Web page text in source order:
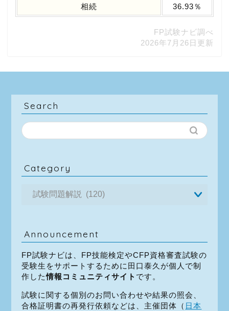
相続 36.93％
FP試験ナビ調べ
2026年7月26日更新
Search
Category
Announcement
FP試験ナビは、FP技能検定やCFP資格審査試験の
受験生をサポートするために田口泰久が個人で制
作した情報コミュニティサイト です。
試験に関する個別のお問い合わせや結果の照会、
合格証明書の再発行依頼などは、主催団体（ 日本